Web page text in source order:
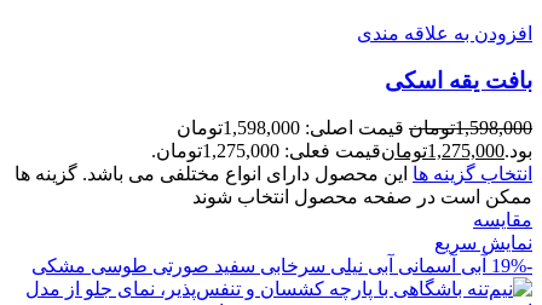
افزودن به علاقه مندی
بافت يقه اسکی
1,598,000تومان
قیمت اصلی: 1,598,000تومان
بود.1,275,000تومانقیمت فعلی: 1,275,000تومان.
انتخاب گزینه ها این محصول دارای انواع مختلفی می باشد. گزینه ها
ممکن است در صفحه محصول انتخاب شوند
مقايسه
نمایش سریع
-19%
آبی آسمانی آبی نیلی سرخابی سفید صورتی طوسی مشکی